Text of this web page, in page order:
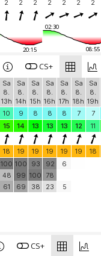
2 2 2 2 2 2 2
20:15
02:30
08:55
CS+
Sa
8.
13h
Sa
8.
14h
Sa
8.
15h
Sa
8.
16h
Sa
8.
17h
Sa
8.
18h
Sa
8.
19h
10 9 8 8 8 7 7
15 14 13 13 13 12 11
18 19 19 19 19 19 18
100
48
61
100
99
69
93
100
38
92
78
23
6
5
CS+